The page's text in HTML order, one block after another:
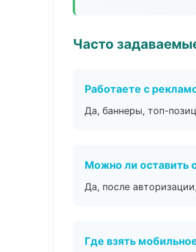
Часто
Работаете с
Да, баннеры, топ-
Можно ли оставить
Да, после
Где взять